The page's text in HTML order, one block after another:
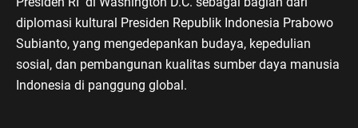
diplomasi kultural Presiden Republik Indonesia Prabowo
Subianto, yang mengedepankan budaya, kepedulian
sosial, dan pembangunan kualitas sumber daya manusia
Indonesia di panggung global.